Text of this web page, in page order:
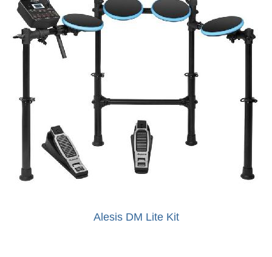
Alesis DM Lite Kit